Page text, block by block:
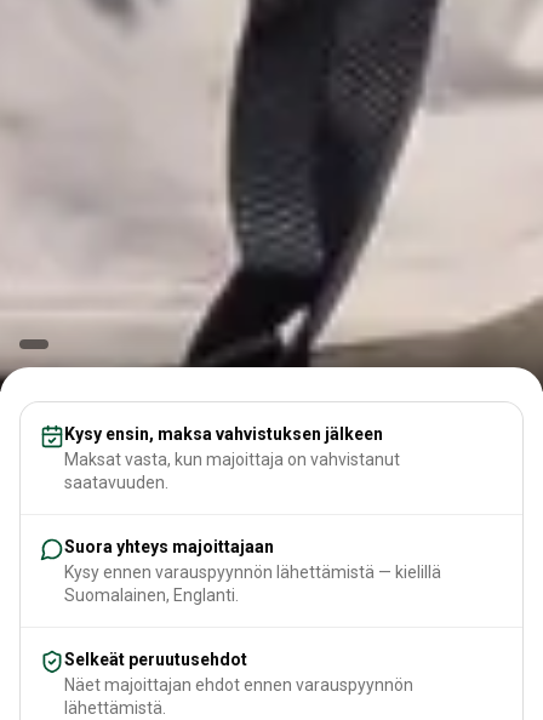
Kysy ensin, maksa vahvistuksen jälkeen
Maksat vasta, kun majoittaja on vahvistanut
saatavuuden.
Suora yhteys majoittajaan
Kysy ennen varauspyynnön lähettämistä — kielillä
Suomalainen, Englanti.
Selkeät peruutusehdot
Näet majoittajan ehdot ennen varauspyynnön
lähettämistä.